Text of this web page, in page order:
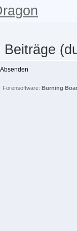
Forensoftware: Burning